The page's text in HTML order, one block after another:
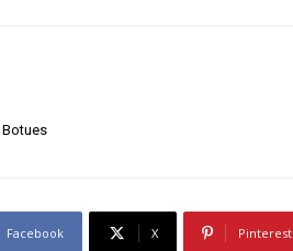
Botues
Facebook X Pinterest